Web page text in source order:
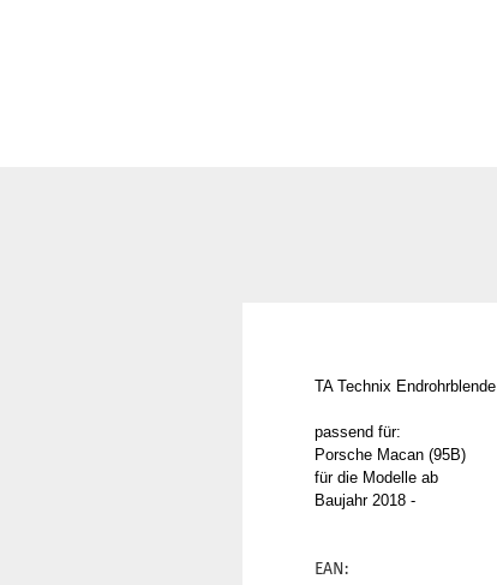
TA Technix Endrohrblende
passend für:
Porsche Macan (95B)
für die Modelle ab
Baujahr 2018 -
EAN: